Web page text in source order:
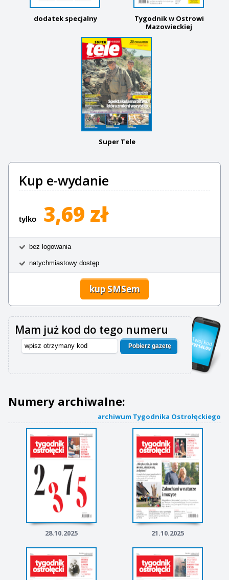
dodatek specjalny
Tygodnik w Ostrowi
Mazowieckiej
Super Tele
Kup e-wydanie
tylko 3,69 zł
bez logowania
natychmiastowy dostęp
kup SMSem
Mam już kod do tego numeru
Pobierz gazetę
Numery archiwalne:
archiwum Tygodnika Ostrołęckiego
28.10.2025 21.10.2025